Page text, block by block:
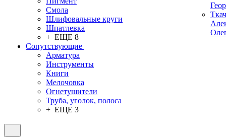
Смола
Шлифовальные круги
Шпатлевка
+ ЕЩЕ 8
Сопутствующие
Арматура
Инструменты
Книги
Мелочовка
Огнетушители
Труба, уголок, полоса
+ ЕЩЕ 3